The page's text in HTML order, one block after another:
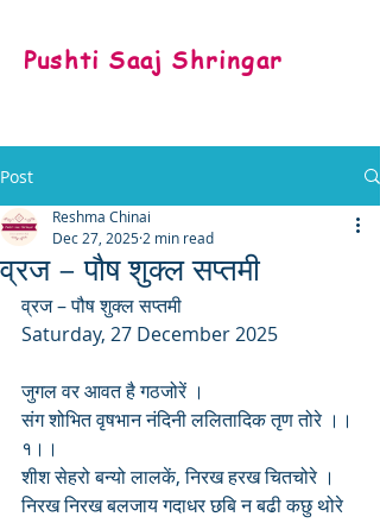
Pushti Saaj Shringar
Post
व्रज – पौष शुक्ल सप्तमी
Reshma Chinai
Dec 27, 2025 2 min read
व्रज – पौष शुक्ल सप्तमी
Saturday, 27 December 2025
जुगल वर आवत है गठजोरें ।
संग शोभित वृषभान नंदिनी ललितादिक तृण तोरे ।।
१।।
शीश सेहरो बन्यो लालकें, निरख हरख चितचोरे ।
निरख निरख बलजाय गदाधर छबि न बढी कछु थोरे